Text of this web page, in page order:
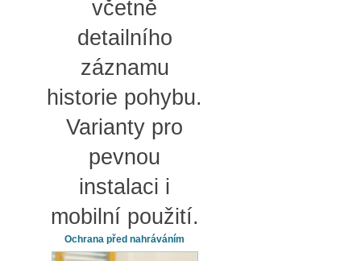
včetně
detailního
záznamu
historie pohybu.
Varianty pro
pevnou
instalaci i
mobilní použití.
Ochrana před nahráváním